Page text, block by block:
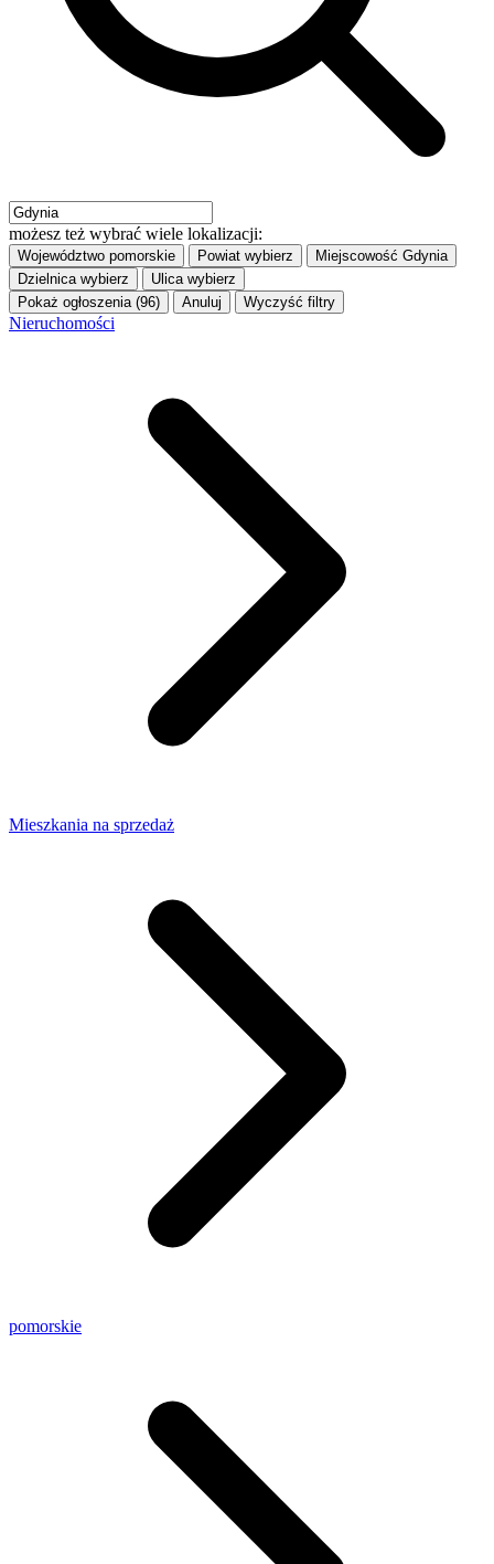
możesz też wybrać wiele lokalizacji:
Województwo pomorskie Powiat wybierz Miejscowość Gdynia
Dzielnica wybierz Ulica wybierz
Pokaż ogłoszenia (96)
Anuluj Wyczyść filtry
Nieruchomości
Mieszkania na sprzedaż
pomorskie